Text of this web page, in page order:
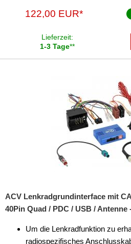
122,00 EUR*
Lieferzeit:
1-3 Tage**
ACV Lenkradgrundinterface mit
40Pin Quad / PDC / USB / Antenne
Um die Lenkradfunktion zu
radiospezifisches